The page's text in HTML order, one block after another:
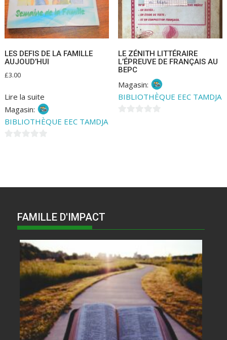
LES DEFIS DE LA FAMILLE
AUJOUD’HUI
£3.00
Lire la suite
Magasin:
BIBLIOTHÈQUE EEC TAMDJA
LE ZÉNITH LITTÉRAIRE
L’ÉPREUVE DE FRANÇAIS AU
BEPC
Magasin:
BIBLIOTHÈQUE EEC TAMDJA
FAMILLE D'IMPACT